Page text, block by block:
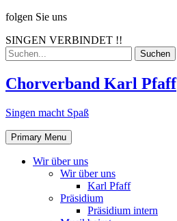
Skip
content
folgen Sie uns
SINGEN VERBINDET !!
Search
for:
Chorverband Karl Pfaff
Singen macht Spaß
Primary Menu
Wir über uns
Wir über uns
Karl Pfaff
Präsidium
Präsidium intern